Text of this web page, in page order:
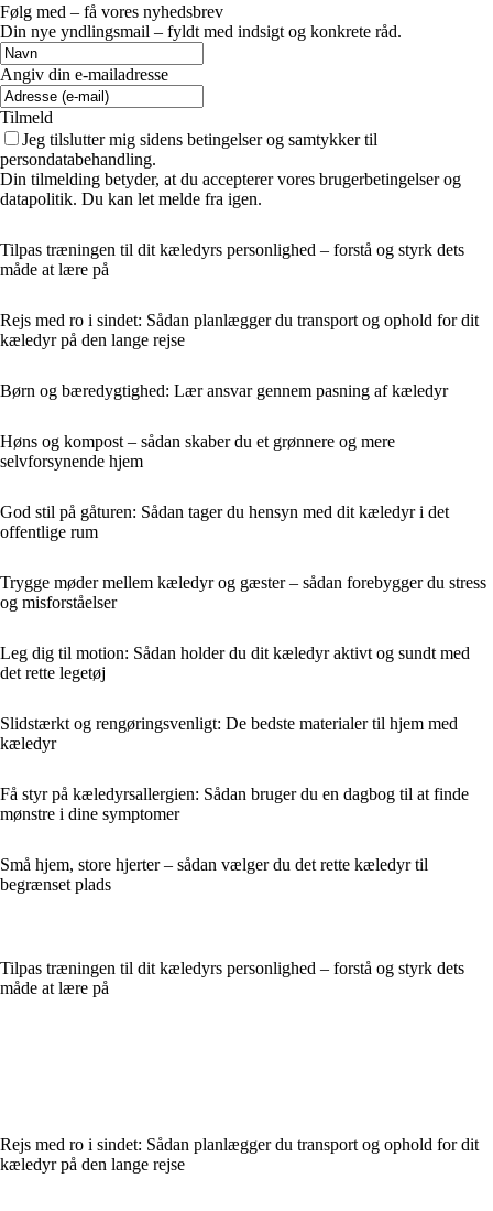
Følg med – få vores nyhedsbrev
Din nye yndlingsmail – fyldt med indsigt og konkrete råd.
Angiv din e-mailadresse
Tilmeld
Jeg tilslutter mig sidens betingelser og samtykker til
persondatabehandling.
Din tilmelding betyder, at du accepterer vores brugerbetingelser og
datapolitik. Du kan let melde fra igen.
Tilpas træningen til dit kæledyrs personlighed – forstå og styrk dets
måde at lære på
Rejs med ro i sindet: Sådan planlægger du transport og ophold for dit
kæledyr på den lange rejse
Børn og bæredygtighed: Lær ansvar gennem pasning af kæledyr
Høns og kompost – sådan skaber du et grønnere og mere
selvforsynende hjem
God stil på gåturen: Sådan tager du hensyn med dit kæledyr i det
offentlige rum
Trygge møder mellem kæledyr og gæster – sådan forebygger du stress
og misforståelser
Leg dig til motion: Sådan holder du dit kæledyr aktivt og sundt med
det rette legetøj
Slidstærkt og rengøringsvenligt: De bedste materialer til hjem med
kæledyr
Få styr på kæledyrsallergien: Sådan bruger du en dagbog til at finde
mønstre i dine symptomer
Små hjem, store hjerter – sådan vælger du det rette kæledyr til
begrænset plads
Tilpas træningen til dit kæledyrs personlighed – forstå og styrk dets
måde at lære på
Rejs med ro i sindet: Sådan planlægger du transport og ophold for dit
kæledyr på den lange rejse